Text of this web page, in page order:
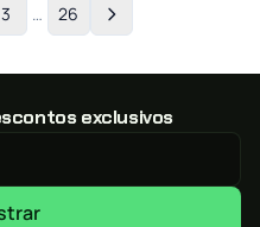
3 … 26
exclusivos